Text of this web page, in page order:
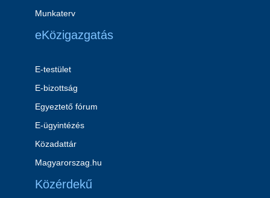
Munkaterv
eKözigazgatás
E-testület
E-bizottság
Egyeztető fórum
E-ügyintézés
Közadattár
Magyarorszag.hu
Közérdekű